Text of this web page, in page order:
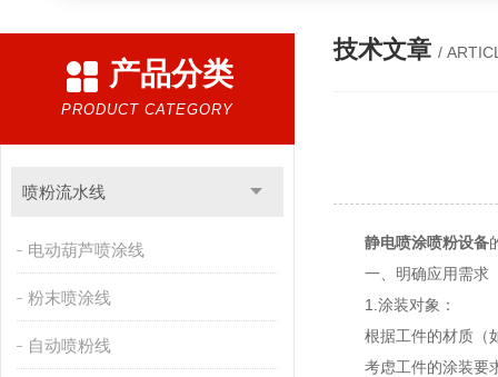
产品分类
PRODUCT CATEGORY
喷粉流水线
电动葫芦喷涂线
粉末喷涂线
自动喷粉线
技术文章 /
静电喷涂喷粉设备
一、明确应用需求
1.涂装对象：
根据工件的材质（如
考虑工件的涂装要求